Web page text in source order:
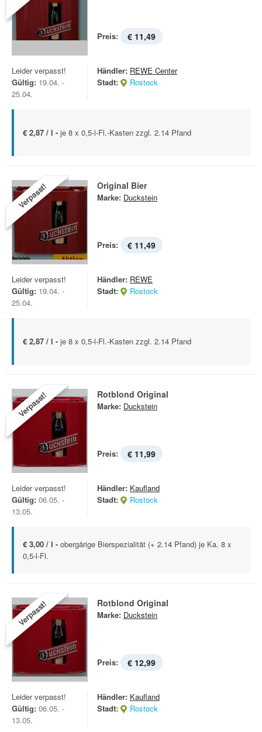
Preis: € 11,49
Leider verpasst!
Gültig: 19.04. -
25.04.
Händler: REWE Center
Stadt:
Rostock
€ 2,87 / l - je 8 x 0,5-l-Fl.-Kasten zzgl. 2.14 Pfand
Verpasst! Original Bier
Marke: Duckstein
Preis: € 11,49
Leider verpasst!
Gültig: 19.04. -
25.04.
Händler: REWE
Stadt:
Rostock
€ 2,87 / l - je 8 x 0,5-l-Fl.-Kasten zzgl. 2.14 Pfand
Verpasst! Rotblond Original
Marke: Duckstein
Preis: € 11,99
Leider verpasst!
Gültig: 06.05. -
13.05.
Händler: Kaufland
Stadt:
Rostock
€ 3,00 / l - obergärige Bierspezialität (+ 2.14 Pfand) je Ka. 8 x
0,5-l-Fl.
Verpasst! Rotblond Original
Marke: Duckstein
Preis: € 12,99
Leider verpasst!
Gültig: 06.05. -
13.05.
Händler: Kaufland
Stadt:
Rostock